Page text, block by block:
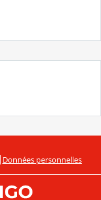
Données personnelles